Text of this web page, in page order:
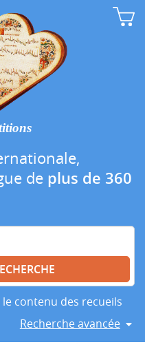
de plus de 360
contenu des recueils
Recherche avancée